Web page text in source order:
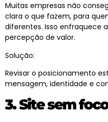
Muitas empresas não
clara o que fazem, para
diferentes. Isso enfraquece
percepção de valor.
Solução:
Revisar o posicionamento
mensagem, identidade e
3. Site sem